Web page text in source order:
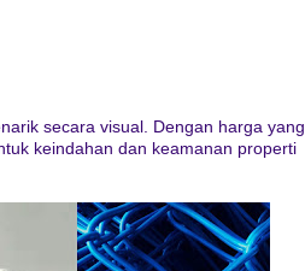
secara visual. Dengan harga yang
keindahan dan keamanan properti